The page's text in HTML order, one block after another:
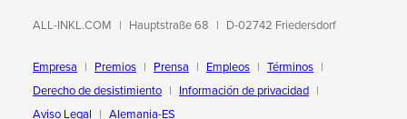
ALL-INKL.COM Hauptstraße 68 D-02742 Friedersdorf
Empresa Premios Prensa Empleos
Términos
Derecho de desistimiento
Información de privacidad
Aviso Legal
Alemania-ES